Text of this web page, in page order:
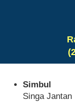
Simbul
Singa Jantan